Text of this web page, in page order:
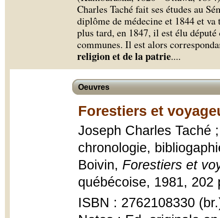
Charles Taché fait ses études au
diplôme de médecine et 1844 et
plus tard, en 1847, il est élu
communes. Il est alors
religion et de la patrie....
Oeuvres
Forestiers et
Joseph Charles Taché
chronologie,
Boivin, Forestiers et
québécoise, 1981, 202
ISBN : 2762108330